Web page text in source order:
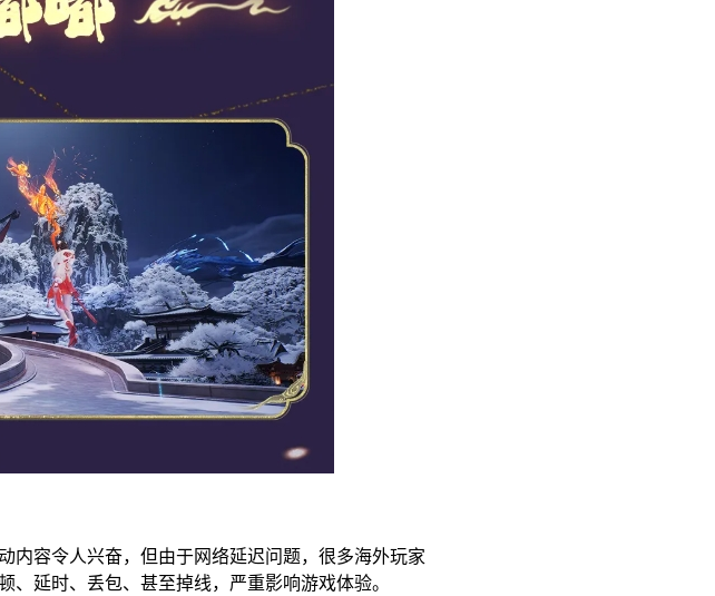
容令人兴奋，但由于网络延迟问题，很多海外玩家
延时、丢包、甚至掉线，严重影响游戏体验。